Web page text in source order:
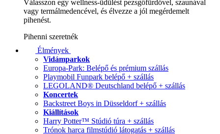
Válasszon egy wellness-üdülést pezsgőfürdővel, szaunával
vagy termálmedencével, és élvezze a jól megérdemelt
pihenést.
Pihenni szeretnék
Élmények
Vidámparkok
Europa-Park: Belépő és prémium szállás
Playmobil Funpark belépő + szállás
LEGOLAND® Deutschland belépő + szállás
Koncertek
Backstreet Boys in Düsseldorf + szállás
Kiállítások
Harry Potter™ Stúdió túra + szállás
Trónok harca filmstúdió látogatás + szállás